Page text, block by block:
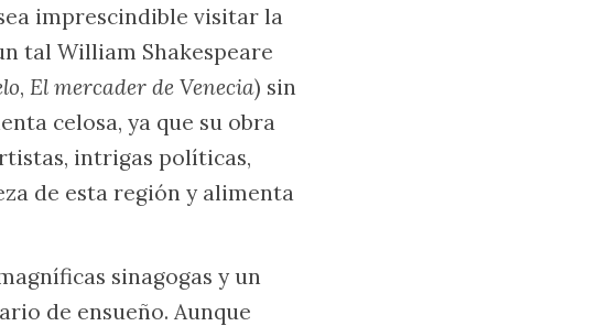
imprescindible visitar la
tal William Shakespeare
, El mercader de Venecia) sin
celosa, ya que su obra
intrigas políticas,
de esta región y alimenta
sinagogas y un
de ensueño. Aunque